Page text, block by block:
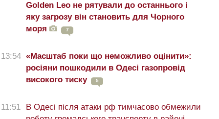
Golden Leo не рятували до останнього і
яку загрозу він становить для Чорного
моря
7
13:54 «Масштаб поки що неможливо оцінити»:
росіяни пошкодили в Одесі газопровід
високого тиску
5
11:51
В Одесі після атаки рф тимчасово обмежили